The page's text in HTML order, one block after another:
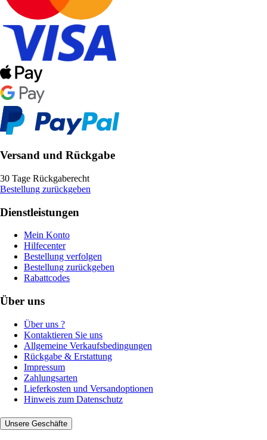
Versand und Rückgabe
30 Tage Rückgaberecht
Bestellung zurückgeben
Dienstleistungen
Mein Konto
Hilfecenter
Bestellung verfolgen
Bestellung zurückgeben
Rabattcodes
Über uns
Über uns ?
Kontaktieren Sie uns
Allgemeine Verkaufsbedingungen
Rückgabe & Erstattung
Impressum
Zahlungsarten
Lieferkosten und Versandoptionen
Hinweis zum Datenschutz
Unsere Geschäfte